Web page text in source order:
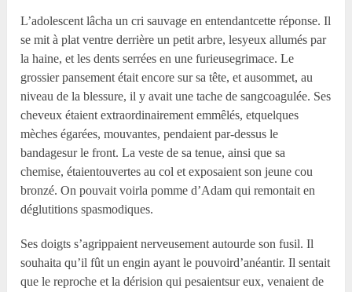
L’adolescent lâcha un cri sauvage en entendantcette réponse. Il
se mit à plat ventre derrière un petit arbre, lesyeux allumés par
la haine, et les dents serrées en une furieusegrimace. Le
grossier pansement était encore sur sa tête, et ausommet, au
niveau de la blessure, il y avait une tache de sangcoagulée. Ses
cheveux étaient extraordinairement emmêlés, etquelques
mèches égarées, mouvantes, pendaient par-dessus le
bandagesur le front. La veste de sa tenue, ainsi que sa
chemise, étaientouvertes au col et exposaient son jeune cou
bronzé. On pouvait voirla pomme d’Adam qui remontait en
déglutitions spasmodiques.
Ses doigts s’agrippaient nerveusement autourde son fusil. Il
souhaita qu’il fût un engin ayant le pouvoird’anéantir. Il sentait
que le reproche et la dérision qui pesaientsur eux, venaient de